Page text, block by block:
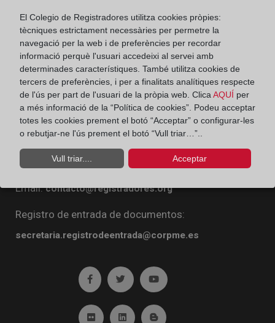
Colegio de Registradores
Diego de León, 21. 28006 Madrid
Teléfono:91 270 16 99
Fax:91 564 11 59
Email:contacto@registradores.org
Registro de entrada de documentos:
secretaria.registrodeentrada@corpme.es
Ir a facebook (abre en ventana nueva)
Ir a twitter (abre en ventana nueva)
Ir a YouTube (abre en
Ir a Flickr (abre en ventana nueva)
Ir a Linkedin (abre en ventana nueva)
Ir al Blog (abre en ventana
El Colegio de Registradores utilitza cookies pròpies:
tècniques estrictament necessàries per permetre la
navegació per la web i de preferències per recordar
informació perquè l'usuari accedeixi al servei amb
determinades característiques. També utilitza cookies de
tercers de preferències, i per a finalitats analítiques respecte
de l'ús per part de l'usuari de la pròpia web. ClicaAQUÍ per
a més informació de la “Política de cookies”. Podeu acceptar
totes les cookies prement el botó “Acceptar” o configurar-les
o rebutjar-ne l'ús prement el botó “Vull triar…”..
Vull triar.... Acceptar